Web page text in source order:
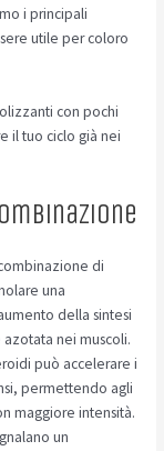
i principali
utile per coloro
con pochi
il tuo ciclo già nei
di
una
della sintesi
nei muscoli.
può accelerare i
permettendo agli
maggiore intensità.
un